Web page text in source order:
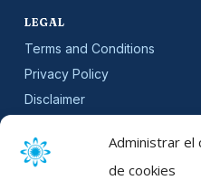
Administrar el
de cookies
LEGAL
Terms and Conditions
Privacy Policy
Disclaimer
Cookie Policy (EU)